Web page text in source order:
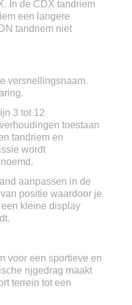
In de CDX tandriem
een langere
tandriem niet
versnellingsnaam.
3 tot 12
toestaan
tandriem en
wordt
aanpassen in de
positie waardoor je
kleine display
voor een sportieve en
rijgedrag maakt
terrein tot een